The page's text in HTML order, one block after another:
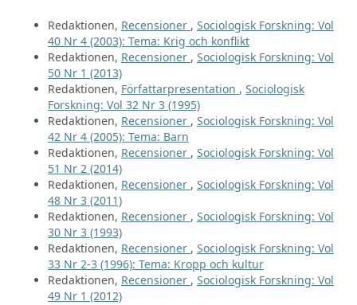
Redaktionen, Recensioner , Sociologisk Forskning: Vol
40 Nr 4 (2003): Tema: Krig och konflikt
Redaktionen, Recensioner , Sociologisk Forskning: Vol
50 Nr 1 (2013)
Redaktionen, Författarpresentation , Sociologisk
Forskning: Vol 32 Nr 3 (1995)
Redaktionen, Recensioner , Sociologisk Forskning: Vol
42 Nr 4 (2005): Tema: Barn
Redaktionen, Recensioner , Sociologisk Forskning: Vol
51 Nr 2 (2014)
Redaktionen, Recensioner , Sociologisk Forskning: Vol
48 Nr 3 (2011)
Redaktionen, Recensioner , Sociologisk Forskning: Vol
30 Nr 3 (1993)
Redaktionen, Recensioner , Sociologisk Forskning: Vol
33 Nr 2-3 (1996): Tema: Kropp och kultur
Redaktionen, Recensioner , Sociologisk Forskning: Vol
49 Nr 1 (2012)